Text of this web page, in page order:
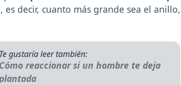
, es decir, cuanto más grande sea el anillo,
Te gustaría leer también:
Cómo reaccionar si un hombre te deja